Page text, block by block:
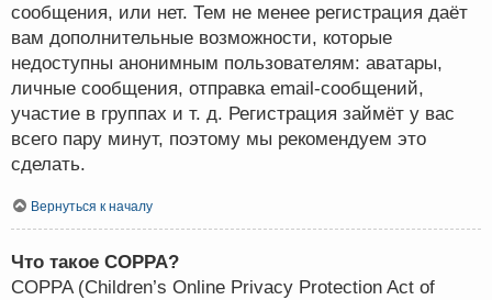
сообщения, или нет. Тем не менее регистрация даёт
вам дополнительные возможности, которые
недоступны анонимным пользователям: аватары,
личные сообщения, отправка email-сообщений,
участие в группах и т. д. Регистрация займёт у вас
всего пару минут, поэтому мы рекомендуем это
сделать.
Вернуться к началу
Что такое COPPA?
COPPA (Children’s Online Privacy Protection Act of